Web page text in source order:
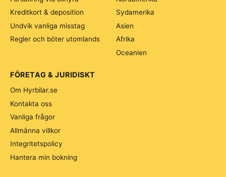
Sydamerika
Asien
Afrika
Oceanien
Kreditkort & deposition
Undvik vanliga misstag
Regler och böter utomlands
FÖRETAG & JURIDISKT
Om Hyrbilar.se
Kontakta oss
Vanliga frågor
Allmänna villkor
Integritetspolicy
Hantera min bokning